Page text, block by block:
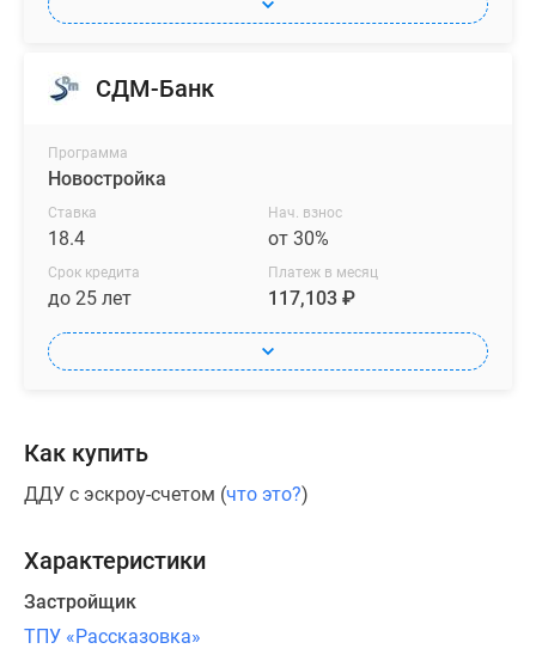
кондиционеры.
галерее
жилого
комплекса
представлены
как
форматы
студий
и
более
семейные
лоты,
и
редкие
СДМ-Банк
Программа
Новостройка
Ставка
18.4
Нач. взнос
от 30%
Срок кредита
до 25 лет
Платеж в месяц
117,103 ₽
Как купить
ДДУ с эскроу-счетом (что это?)
Характеристики
Застройщик
ТПУ «Рассказовка»